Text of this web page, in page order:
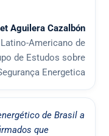
Aguilera Cazalbón
Americano de
de Estudos sobre
Energetica
de Brasil a
que